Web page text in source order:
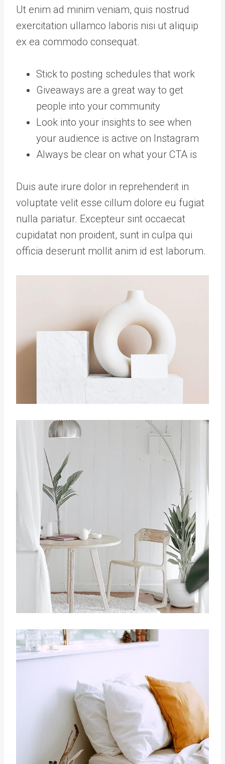
Ut enim ad minim veniam, quis nostrud
exercitation ullamco laboris nisi ut aliquip
ex ea commodo consequat.
Stick to posting schedules that work
Giveaways are a great way to get
people into your community
Look into your insights to see when
your audience is active on Instagram
Always be clear on what your CTA is
Duis aute irure dolor in reprehenderit in
voluptate velit esse cillum dolore eu fugiat
nulla pariatur. Excepteur sint occaecat
cupidatat non proident, sunt in culpa qui
officia deserunt mollit anim id est laborum.